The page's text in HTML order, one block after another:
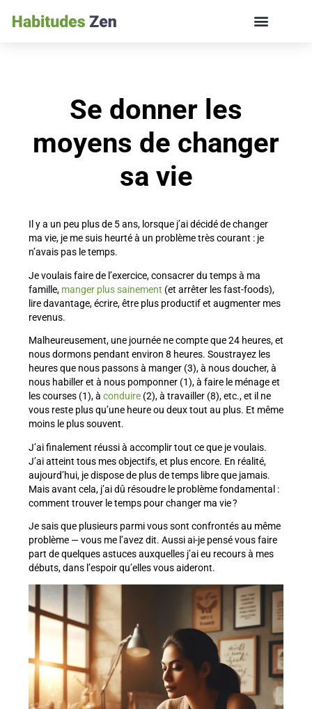
Se donner les
moyens de changer
sa vie
Il y a un peu plus de 5 ans, lorsque j’ai décidé de changer
ma vie, je me suis heurté à un problème très courant : je
n’avais pas le temps.
Je voulais faire de l’exercice, consacrer du temps à ma
famille, manger plus sainement (et arrêter les fast-foods),
lire davantage, écrire, être plus productif et augmenter mes
revenus.
Malheureusement, une journée ne compte que 24 heures, et
nous dormons pendant environ 8 heures. Soustrayez les
heures que nous passons à manger (3), à nous doucher, à
nous habiller et à nous pomponner (1), à faire le ménage et
les courses (1), à conduire(2), à travailler (8), etc., et il ne
vous reste plus qu’une heure ou deux tout au plus. Et même
moins le plus souvent.
J’ai finalement réussi à accomplir tout ce que je voulais.
J’ai atteint tous mes objectifs, et plus encore. En réalité,
aujourd’hui, je dispose de plus de temps libre que jamais.
Mais avant cela, j’ai dû résoudre le problème fondamental :
comment trouver le temps pour changer ma vie ?
Je sais que plusieurs parmi vous sont confrontés au même
problème — vous me l’avez dit. Aussi ai-je pensé vous faire
part de quelques astuces auxquelles j’ai eu recours à mes
débuts, dans l’espoir qu’elles vous aideront.